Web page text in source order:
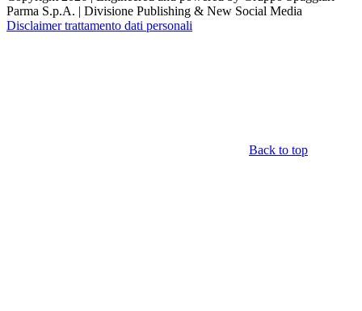
Parma S.p.A. | Divisione Publishing & New Social Media
Disclaimer trattamento dati personali
Back to top